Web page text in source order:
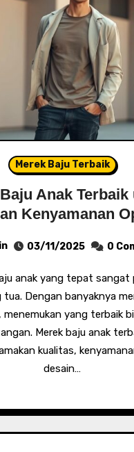
Merek Baju Terbaik
Anak Terbaik
Kenyamanan
03/11/2025 0
tua. Dengan banyaknya
menemukan yang terbaik
Merek baju anak
kualitas,
desain…